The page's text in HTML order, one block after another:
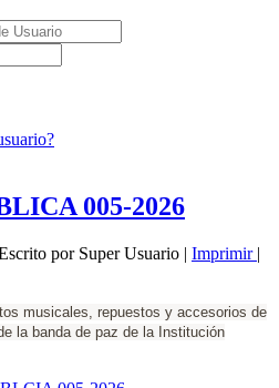
005-2026
por Super Usuario | Imprimir |
musicales, repuestos y accesorios de
la banda de paz de la Institución